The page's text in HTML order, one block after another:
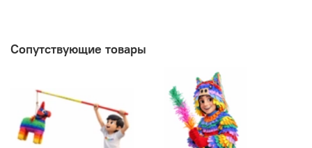
Сопутствующие товары